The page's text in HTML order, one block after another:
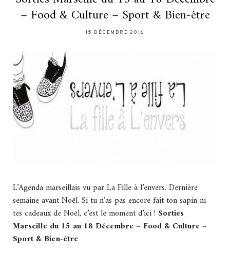
– Food & Culture – Sport & Bien-être
15 DÉCEMBRE 2016
L’Agenda marseillais vu par La Fille à l’envers. Dernière
semaine avant Noël. Si tu n’as pas encore fait ton sapin ni
tes cadeaux de Noël, c’est le moment d’ici ! Sorties
Marseille du 15 au 18 Décembre – Food & Culture –
Sport & Bien-être